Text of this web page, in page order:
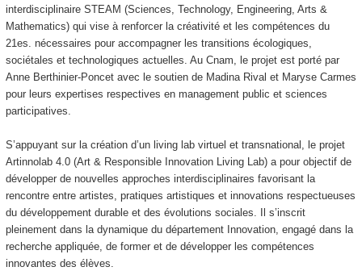
interdisciplinaire STEAM (Sciences, Technology, Engineering, Arts &
Mathematics) qui vise à renforcer la créativité et les compétences du
21es. nécessaires pour accompagner les transitions écologiques,
sociétales et technologiques actuelles. Au Cnam, le projet est porté par
Anne Berthinier-Poncet avec le soutien de Madina Rival et Maryse Carmes
pour leurs expertises respectives en management public et sciences
participatives.
S’appuyant sur la création d’un living lab virtuel et transnational, le projet
Artinnolab 4.0 (Art & Responsible Innovation Living Lab) a pour objectif de
développer de nouvelles approches interdisciplinaires favorisant la
rencontre entre artistes, pratiques artistiques et innovations respectueuses
du développement durable et des évolutions sociales. Il s’inscrit
pleinement dans la dynamique du département Innovation, engagé dans la
recherche appliquée, de former et de développer les compétences
innovantes des élèves.